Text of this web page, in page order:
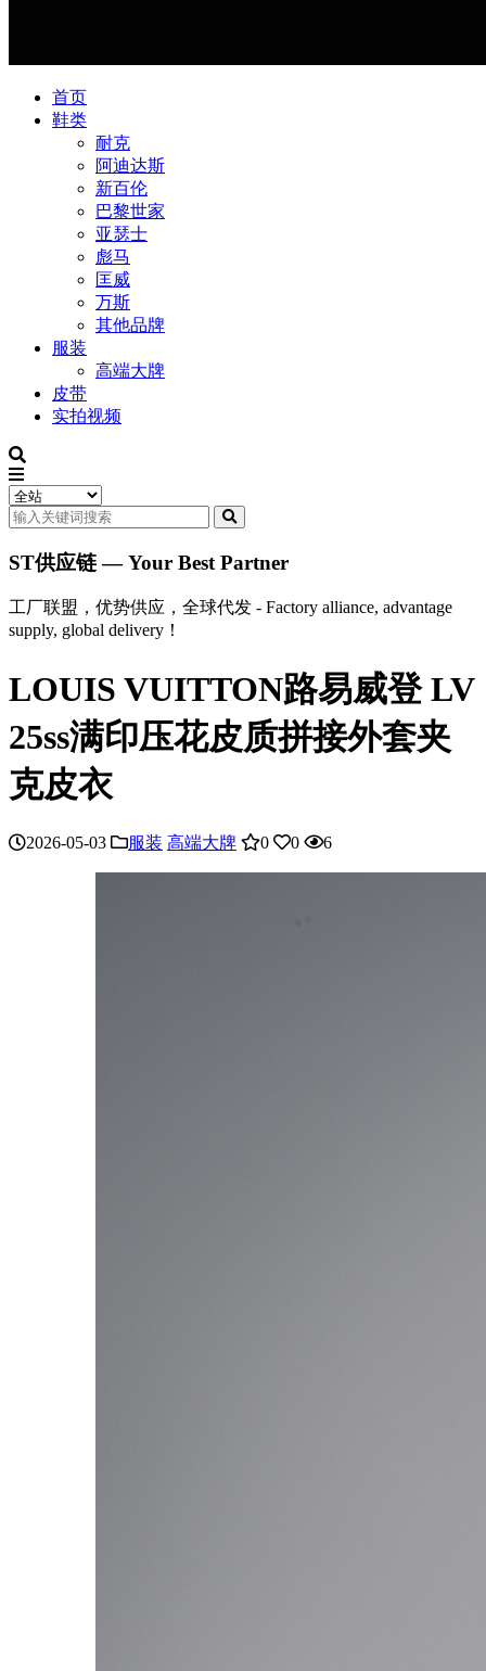
首页
鞋类
耐克
阿迪达斯
新百伦
巴黎世家
亚瑟士
彪马
匡威
万斯
其他品牌
服装
高端大牌
皮带
实拍视频
ST供应链 — Your Best Partner
工厂联盟，优势供应，全球代发 - Factory alliance, advantage
supply, global delivery！
LOUIS VUITTON路易威登 LV
25ss满印压花皮质拼接外套夹
克皮衣
2026-05-03 服装 高端大牌 0 0 6